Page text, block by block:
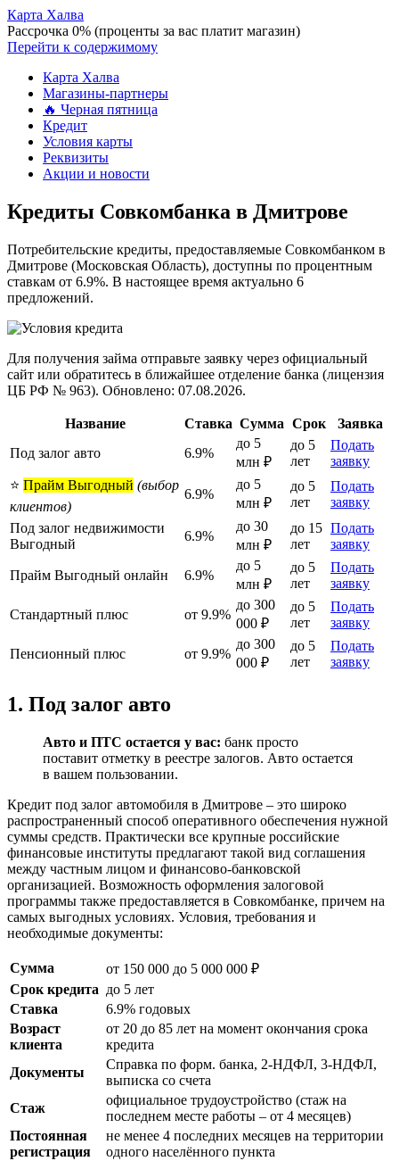
Карта Халва
Рассрочка 0% (проценты за вас платит магазин)
Перейти к содержимому
Карта Халва
Магазины-партнеры
🔥 Черная пятница
Кредит
Условия карты
Реквизиты
Акции и новости
Кредиты Совкомбанка в Дмитрове
Потребительские кредиты, предоставляемые Совкомбанком в
Дмитрове (Московская Область), доступны по процентным
ставкам от 6.9%. В настоящее время актуально 6
предложений.
Для получения займа отправьте заявку через официальный
сайт или обратитесь в ближайшее отделение банка (лицензия
ЦБ РФ № 963). Обновлено: 07.08.2026.
Название Ставка Сумма Срок
Заявка
Под залог авто
6.9%
до 5
млн ₽
до 5
лет
Подать
заявку
⭐ Прайм Выгодный (выбор
клиентов)
6.9%
до 5
млн ₽
до 5
лет
Подать
заявку
Под залог недвижимости
Выгодный
6.9%
до 30
млн ₽
до 15
лет
Подать
заявку
Прайм Выгодный онлайн 6.9%
до 5
млн ₽
до 5
лет
Подать
заявку
Стандартный плюс от 9.9%
до 300
000 ₽
до 5
лет
Подать
заявку
Пенсионный плюс от 9.9%
до 300
000 ₽
до 5
лет
Подать
заявку
1. Под залог авто
Авто и ПТС остается у вас: банк просто
поставит отметку в реестре залогов. Авто остается
в вашем пользовании.
Кредит под залог автомобиля в Дмитрове – это широко
распространенный способ оперативного обеспечения нужной
суммы средств. Практически все крупные российские
финансовые институты предлагают такой вид соглашения
между частным лицом и финансово-банковской
организацией. Возможность оформления залоговой
программы также предоставляется в Совкомбанке, причем на
самых выгодных условиях. Условия, требования и
необходимые документы:
Сумма
от 150 000 до 5 000 000 ₽
Срок кредита до 5 лет
Ставка
6.9% годовых
Возраст
клиента
от 20 до 85 лет на момент окончания срока
кредита
Документы
Справка по форм. банка, 2-НДФЛ, 3-НДФЛ,
выписка со счета
Стаж
официальное трудоустройство (стаж на
последнем месте работы – от 4 месяцев)
Постоянная
регистрация
не менее 4 последних месяцев на территории
одного населённого пункта